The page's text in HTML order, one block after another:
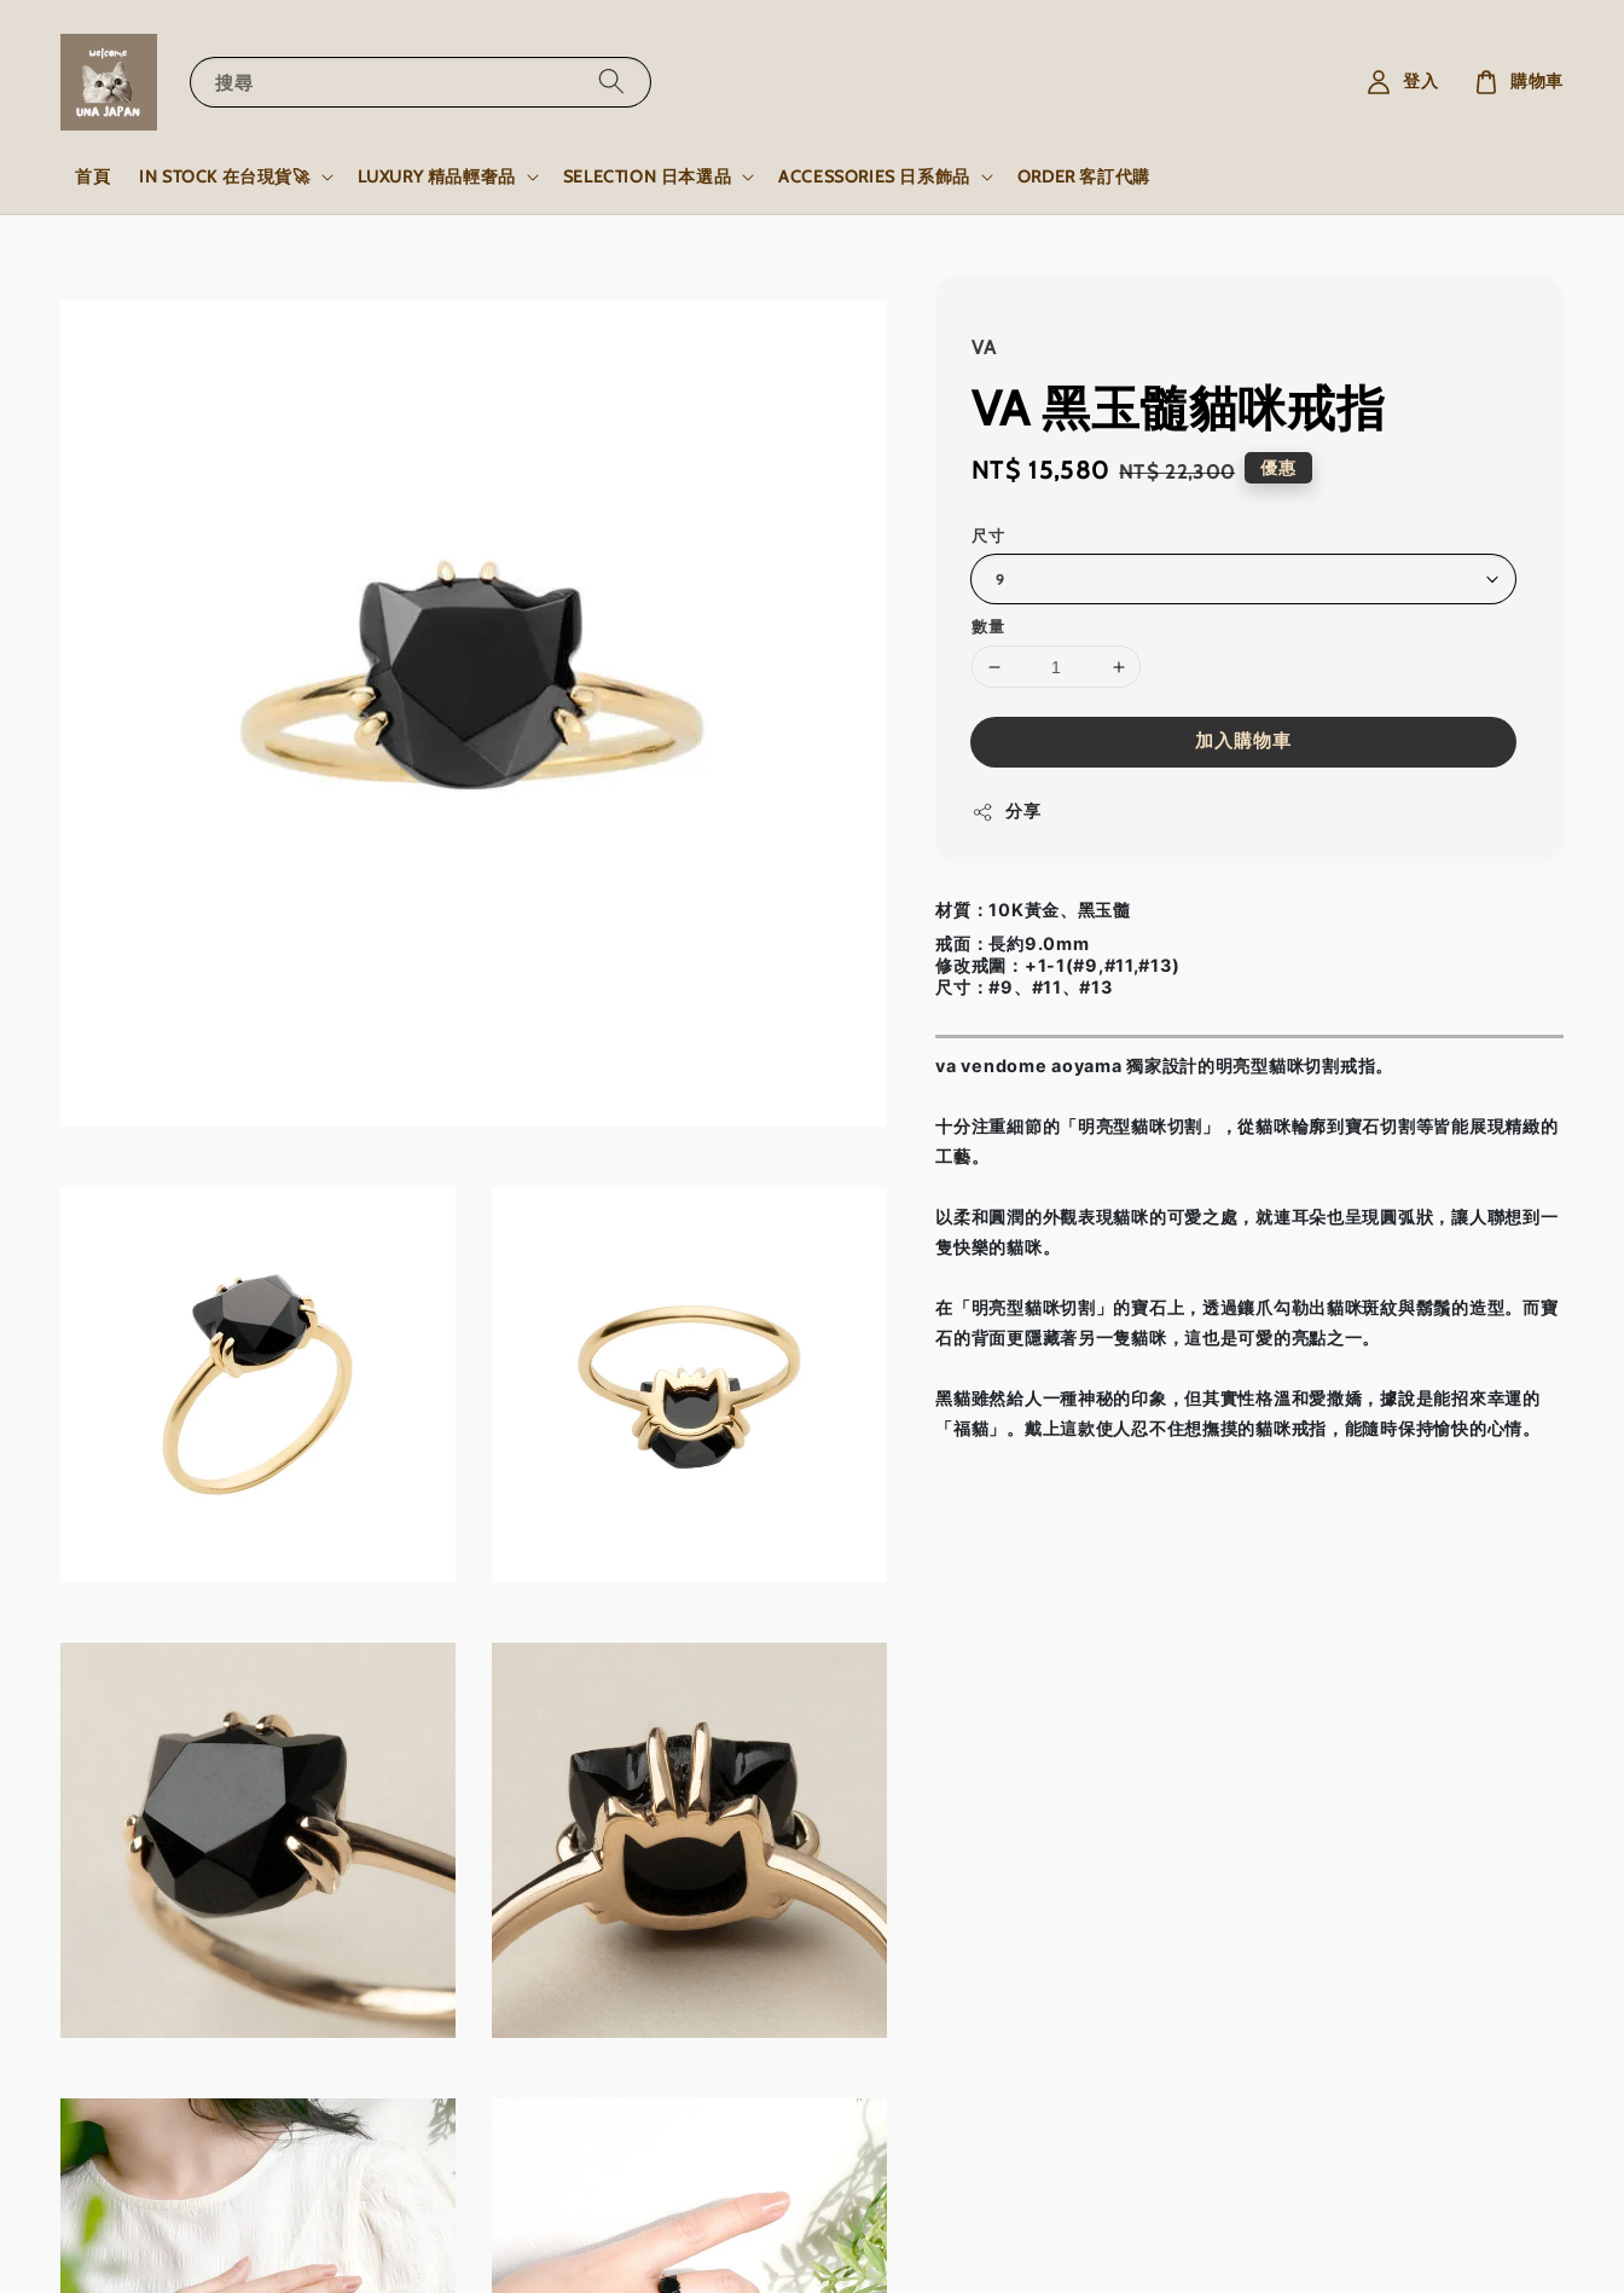
搜尋
首頁 IN STOCK 在台現貨🚀 LUXURY 精品輕奢品 SELECTION 日本選品 ACCESSORIES 日系飾品 ORDER 客訂代購
登入 購物車
VA
VA 黑玉髓貓咪戒指
Sale
NT$ 15,580 Regular
NT$ 22,300 優惠
尺寸
數量
加入購物車
分享
材質：10K黃金、黑玉髓
戒面：長約9.0mm
修改戒圍：+1-1(#9,#11,#13)
尺寸：#9、#11、#13
va vendome aoyama 獨家設計的明亮型貓咪切割戒指。
十分注重細節的「明亮型貓咪切割」，從貓咪輪廓到寶石切割等皆能展現精緻的
工藝。
以柔和圓潤的外觀表現貓咪的可愛之處，就連耳朵也呈現圓弧狀，讓人聯想到一
隻快樂的貓咪。
在「明亮型貓咪切割」的寶石上，透過鑲爪勾勒出貓咪斑紋與鬍鬚的造型。而寶
石的背面更隱藏著另一隻貓咪，這也是可愛的亮點之一。
黑貓雖然給人一種神秘的印象，但其實性格溫和愛撒嬌，據說是能招來幸運的
「福貓」。戴上這款使人忍不住想撫摸的貓咪戒指，能隨時保持愉快的心情。